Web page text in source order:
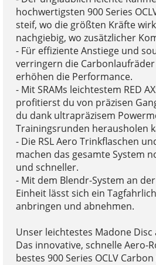
hochwertigsten 900 Series
steif, wo die größten Kräfte
nachgiebig, wo zusätzlicher
- Für effiziente Anstiege und
verringern die
erhöhen die Performance.
- Mit SRAMs leichtestem RED
profitierst du von präzisen
du dank ultrapräzisem
Trainingsrunden herausholen
- Die RSL Aero Trinkflaschen
machen das gesamte System
und schneller.
- Mit dem Blendr-System an
Einheit lässt sich ein
anbringen und abnehmen.
Unser leichtestes Madone Disc
Das innovative, schnelle Aero-
bestes 900 Series OCLV